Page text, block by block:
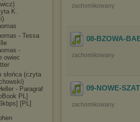
K.
- Tessa
-
owiec
słońca (czyta
- Paragraf
PL]
[PL]
zachomikowany
08-BZOWA-
zachomikowany
09-NOWE-
zachomikowany